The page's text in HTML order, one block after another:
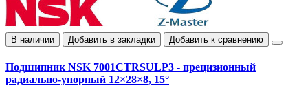
В наличии Добавить в закладки Добавить к сравнению
Подшипник NSK 7001CTRSULP3 - прецизионный
радиально-упорный 12×28×8, 15°